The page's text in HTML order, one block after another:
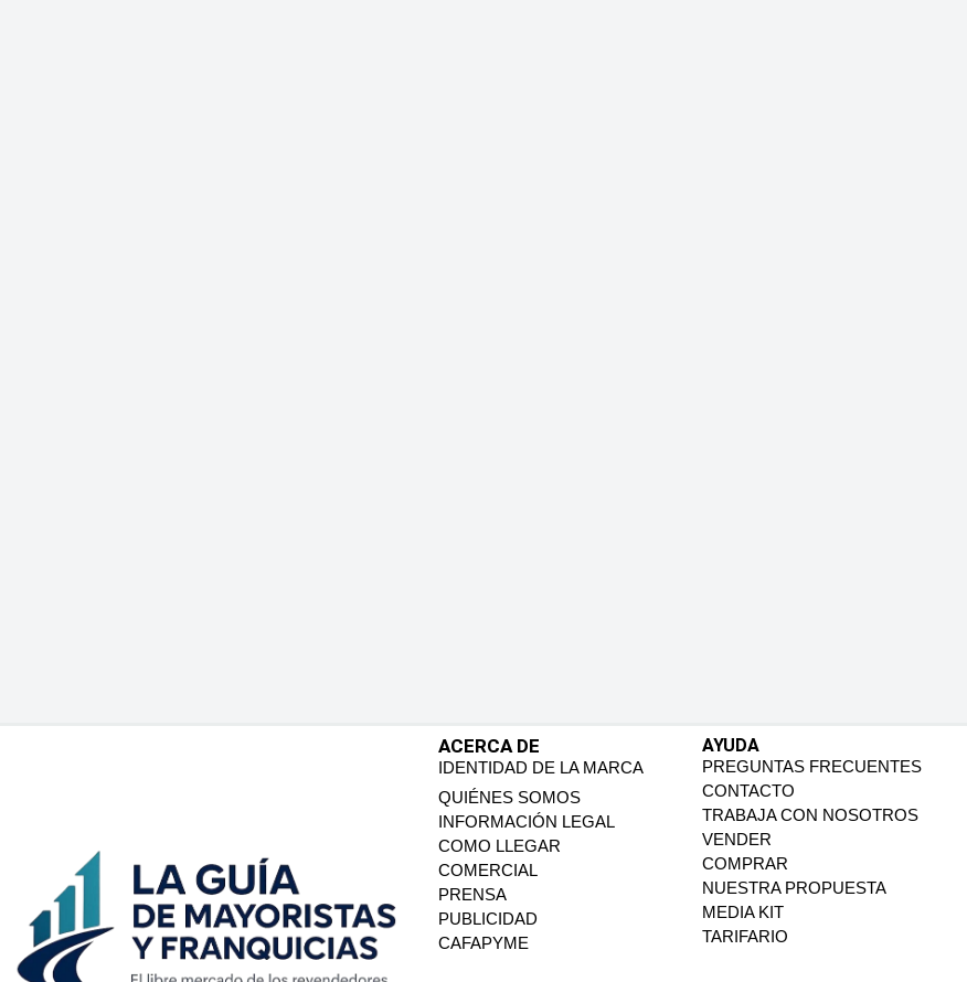
ACERCA DE
IDENTIDAD DE LA MARCA
QUIÉNES SOMOS
INFORMACIÓN LEGAL
COMO LLEGAR
COMERCIAL
PRENSA
PUBLICIDAD
CAFAPYME
AYUDA
PREGUNTAS FRECUENTES
CONTACTO
TRABAJA CON NOSOTROS
VENDER
COMPRAR
NUESTRA PROPUESTA
MEDIA KIT
TARIFARIO